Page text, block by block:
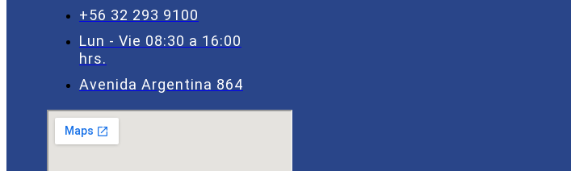
+56 32 293 9100
Lun - Vie 08:30 a 16:00
hrs.
Avenida Argentina 864